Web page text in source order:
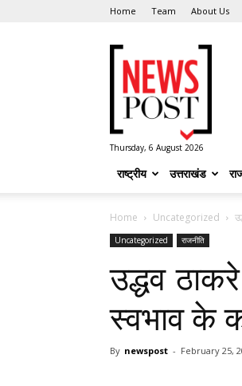
Home Team About Us
Post
Thursday, 6 August 2026
राष्ट्रीय उत्तराखंड
Home Uncategorized
Uncategorized राजनीति
उद्धव
स्वभाव के
By newspost - February 25,